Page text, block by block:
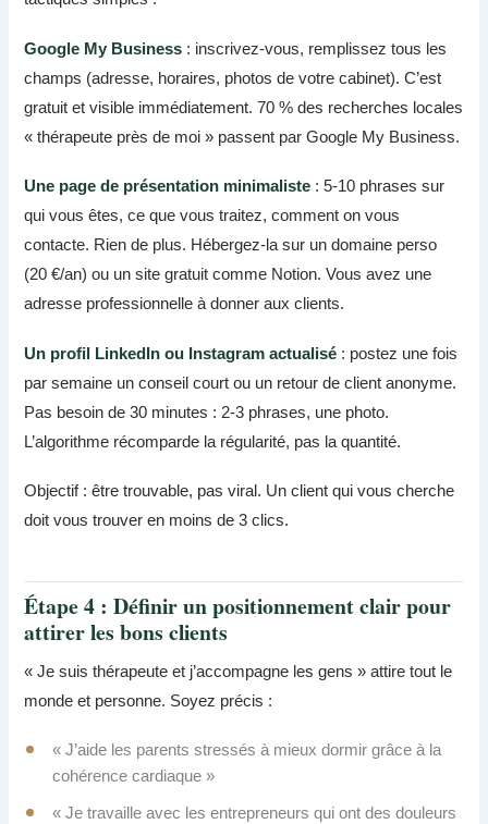
Google My Business : inscrivez-vous, remplissez tous les
champs (adresse, horaires, photos de votre cabinet). C’est
gratuit et visible immédiatement. 70 % des recherches locales
« thérapeute près de moi » passent par Google My Business.
Une page de présentation minimaliste : 5-10 phrases sur
qui vous êtes, ce que vous traitez, comment on vous
contacte. Rien de plus. Hébergez-la sur un domaine perso
(20 €/an) ou un site gratuit comme Notion. Vous avez une
adresse professionnelle à donner aux clients.
Un profil LinkedIn ou Instagram actualisé : postez une fois
par semaine un conseil court ou un retour de client anonyme.
Pas besoin de 30 minutes : 2-3 phrases, une photo.
L’algorithme récomparde la régularité, pas la quantité.
Objectif : être trouvable, pas viral. Un client qui vous cherche
doit vous trouver en moins de 3 clics.
Étape 4 : Définir un positionnement clair pour
attirer les bons clients
« Je suis thérapeute et j’accompagne les gens » attire tout le
monde et personne. Soyez précis :
« J’aide les parents stressés à mieux dormir grâce à la
cohérence cardiaque »
« Je travaille avec les entrepreneurs qui ont des douleurs